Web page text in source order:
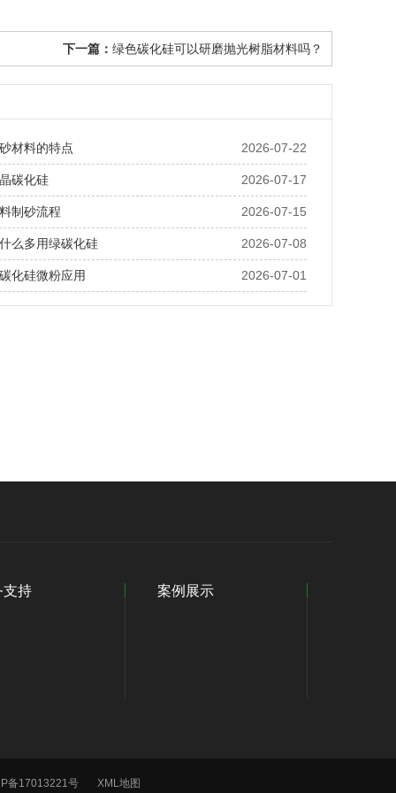
下一篇： 绿色碳化硅可以研磨抛光树脂材料吗？
2026-07-22
材料的特点
2026-07-17
碳化硅
2026-07-15
制砂流程
2026-07-08
么多用绿碳化硅
2026-07-01
化硅微粉应用
支持 案例展示
备17013221号 XML地图